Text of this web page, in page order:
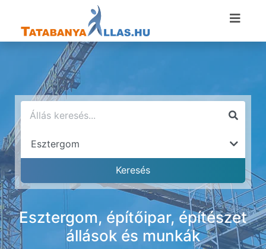
Esztergom, építőipar, építészet
állások és munkák